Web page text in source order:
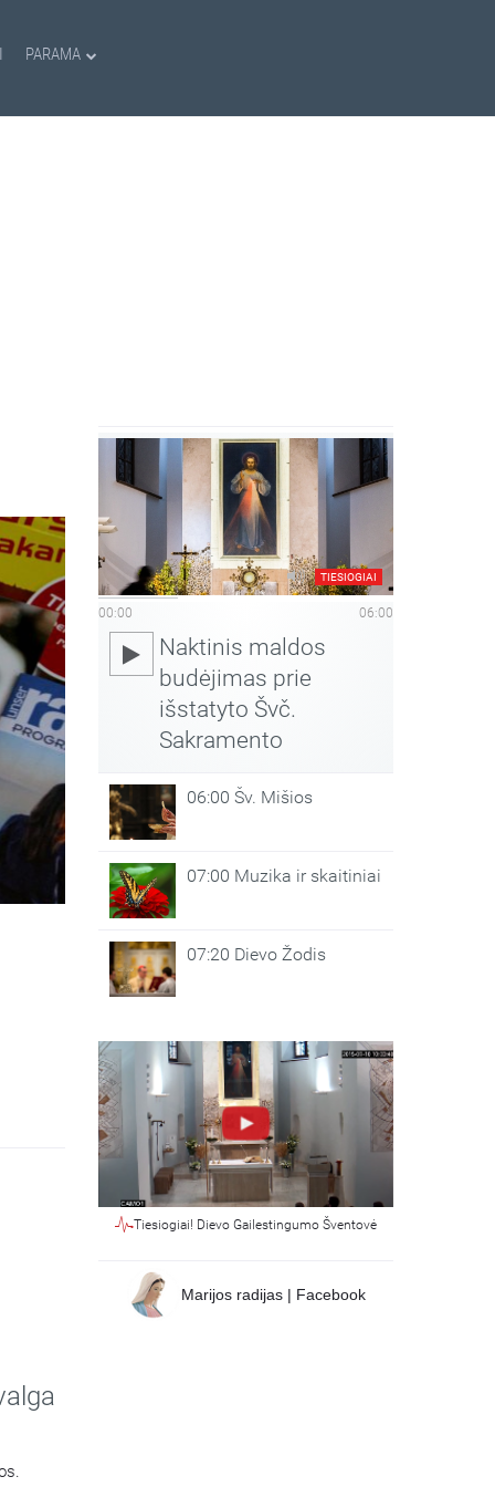
PARAMA
TIESIOGIAI
00:00 06:00
Naktinis maldos
budėjimas prie
išstatyto Švč.
Sakramento
06:00 Šv. Mišios
07:00 Muzika ir skaitiniai
07:20 Dievo Žodis
Tiesiogiai! Dievo Gailestingumo Šventovė
Marijos radijas | Facebook